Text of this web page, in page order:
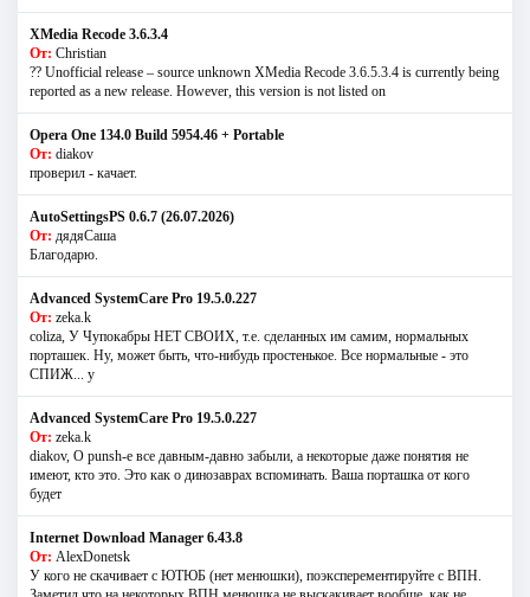
XMedia Recode 3.6.3.4
От: Christian
?? Unofficial release – source unknown XMedia Recode 3.6.5.3.4 is currently being
reported as a new release. However, this version is not listed on
Opera One 134.0 Build 5954.46 + Portable
От: diakov
проверил - качает.
AutoSettingsPS 0.6.7 (26.07.2026)
От: дядяСаша
Благодарю.
Advanced SystemCare Pro 19.5.0.227
От: zeka.k
coliza, У Чупокабры НЕТ СВОИХ, т.е. сделанных им самим, нормальных
порташек. Ну, может быть, что-нибудь простенькое. Все нормальные - это
СПИЖ... у
Advanced SystemCare Pro 19.5.0.227
От: zeka.k
diakov, О punsh-е все давным-давно забыли, а некоторые даже понятия не
имеют, кто это. Это как о динозаврах вспоминать. Ваша порташка от кого
будет
Internet Download Manager 6.43.8
От: AlexDonetsk
У кого не скачивает с ЮТЮБ (нет менюшки), поэксперементируйте с ВПН.